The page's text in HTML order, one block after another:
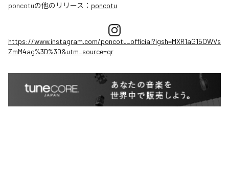
poncotuの他のリリース： poncotu
https://www.instagram.com/poncotu_official?igsh=MXR1aG15OWVs
ZmM4ag%3D%3D&utm_source=qr